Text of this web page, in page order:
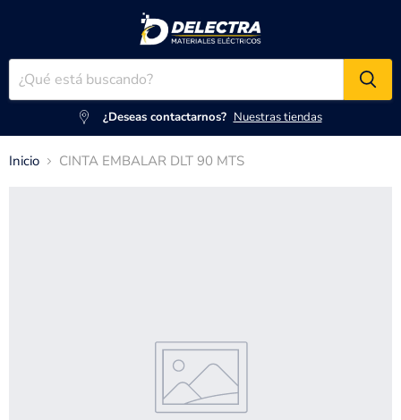
¿Deseas contactarnos? Nuestras tiendas
Inicio CINTA EMBALAR DLT 90 MTS